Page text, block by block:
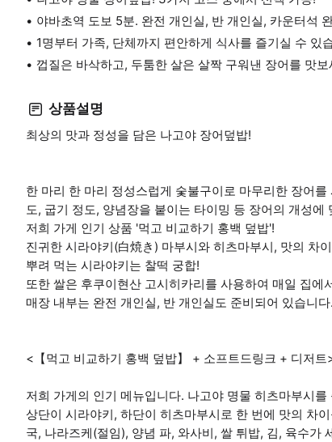
야바초역 도보 5분. 완전 개인실, 반 개인실, 카운터석
1명부터 가족, 단체까지 편안하게 식사를 즐기실 수 있
껍질은 바삭하고, 두툼한 살은 살짝 구워낸 장어를 맛보
상품설명
최상의 맛과 정성을 담은 나고야 장어덮밥!
한 마리 한 마리 정성스럽게 숯불구이로 마무리한 장어
도, 굽기 정도, 양념장을 붙이는 타이밍 등 장어의 개성에
저희 가게 인기 상품 '먹고 비교하기 홍백 덮밥'!
진귀한 시라야키(白焼き) 마부시와 히츠마부시, 맛의 차
뿌려 먹는 시라야키는 찰떡 궁합!
또한 쌀은 후쿠이현산 고시히카리를 사용하여 매일 집
매장 내부는 완전 개인실, 반 개인실도 준비되어 있습니
<【먹고 비교하기 홍백 덮밥】 + 소프트드링크 + 디저트
저희 가게의 인기 메뉴입니다. 나고야 명물 히츠마부시
상단이 시라야키, 하단이 히츠마부시로 한 번에 맛의 차
국, 나라즈케(절임), 양념 파, 와사비, 쌀 튀밥, 김, 육수가